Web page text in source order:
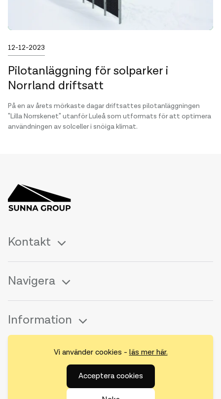
Publicerad
12-12-2023
Pilotanläggning för solparker i
Norrland driftsatt
På en av årets mörkaste dagar driftsattes pilotanläggningen
"Lilla Norrskenet" utanför Luleå som utformats för att optimera
användningen av solceller i snöiga klimat.
Navigera
Information
Kontakt
Vi använder cookies - läs mer här.
Acceptera cookies